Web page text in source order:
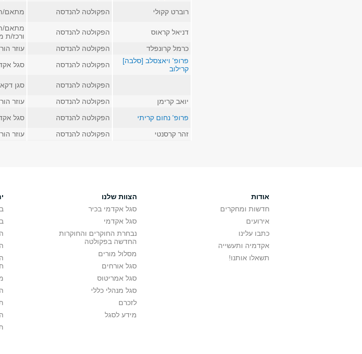
רוברט קקולי
הפקולטה להנדסה מתאם/
דניאל קראוס
הפקולטה להנדסה
מתאם/
ורכז/ת
כרמל קרונפלד
הפקולטה להנדסה
עוזר
פרופ' ויאצסלב [סלבה]
קרילוב
הפקולטה להנדסה סגל
הפקולטה להנדסה
סגן
יואב קרימן
הפקולטה להנדסה
עוזר
פרופ' נחום קריתי
הפקולטה להנדסה סגל
זהר קרסנטי
הפקולטה להנדסה עוזר
אודות
חדשות ומחקרים
אירועים
כתבו עלינו
אקדמיה ותעשייה
תשאלו אותנו!
הצוות שלנו
סגל אקדמי בכיר
סגל אקדמי
נבחרת החוקרים והחוקרות
החדשה בפקולטה
מסלול מורים
סגל אורחים
סגל אמריטוס
סגל מנהלי כללי
לזכרם
מידע לסגל